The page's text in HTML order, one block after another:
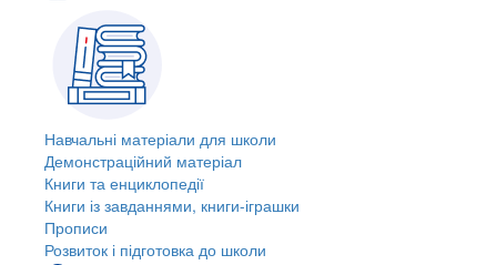
Навчальні матеріали для школи
Демонстраційний матеріал
Книги та енциклопедії
Книги із завданнями, книги-іграшки
Прописи
Розвиток і підготовка до школи